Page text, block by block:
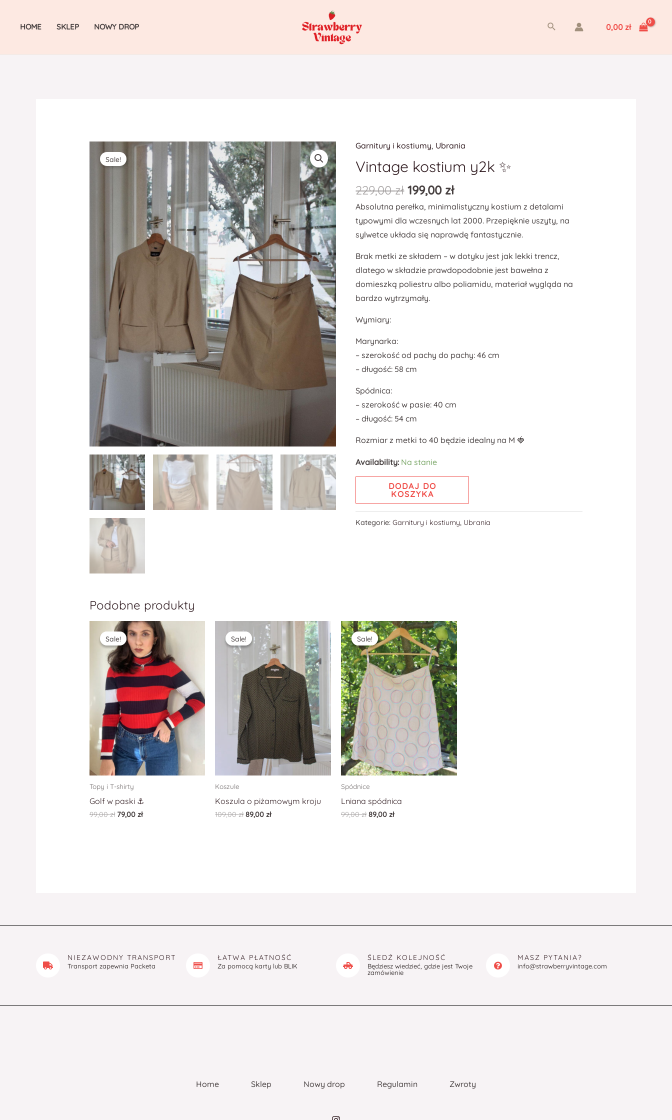
HOME SKLEP NOWY DROP Szukaj 0,00 zł
Sale!
Garnitury i kostiumy, Ubrania
Vintage kostium y2k ✨
229,00zł 199,00 zł
Absolutna perełka, minimalistyczny kostium z detalami
typowymi dla wczesnych lat 2000. Przepięknie uszyty, na
sylwetce układa się naprawdę fantastycznie.
Brak metki ze składem – w dotyku jest jak lekki trencz,
dlatego w składzie prawdopodobnie jest bawełna z
domieszką poliestru albo poliamidu, materiał wygląda na
bardzo wytrzymały.
Wymiary:
Marynarka:
– szerokość od pachy do pachy: 46 cm
– długość: 58 cm
Spódnica:
– szerokość w pasie: 40 cm
– długość: 54 cm
Rozmiar z metki to 40 będzie idealny na M 🍓
Availability: Na stanie
ilość
Vintage
y2k
✨
DODAJ DO
KOSZYKA
Kategorie:Garnitury i kostiumy, Ubrania
Podobne produkty
Sale!
Sale!
Topy i T-shirty
Golf w paski ⚓️
99,00zł 79,00 zł
Sale!
Sale!
Koszule
Koszula o piżamowym kroju
109,00zł 89,00zł
Sale!
Sale!
Spódnice
Lniana spódnica
99,00zł 89,00 zł
NIEZAWODNY TRANSPORT
Transport zapewnia Packeta
ŁATWA PŁATNOŚĆ
Za pomocą karty lub BLIK
ŚLEDŹ KOLEJNOŚĆ
Będziesz wiedzieć, gdzie jest Twoje
zamówienie
MASZ PYTANIA?
info@strawberryvintage.com
Home Sklep Nowy drop Regulamin Zwroty